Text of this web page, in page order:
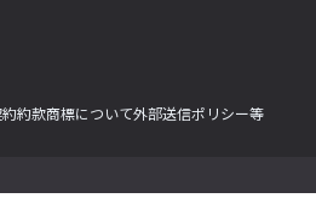
約款商標について外部送信ポリシー等